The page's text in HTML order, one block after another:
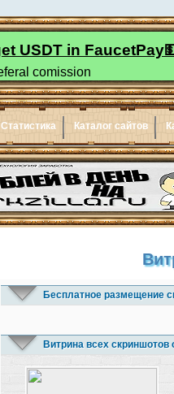
Статистика Каталог сайтов
Бесплатное размещение
Витрина всех скриншотов